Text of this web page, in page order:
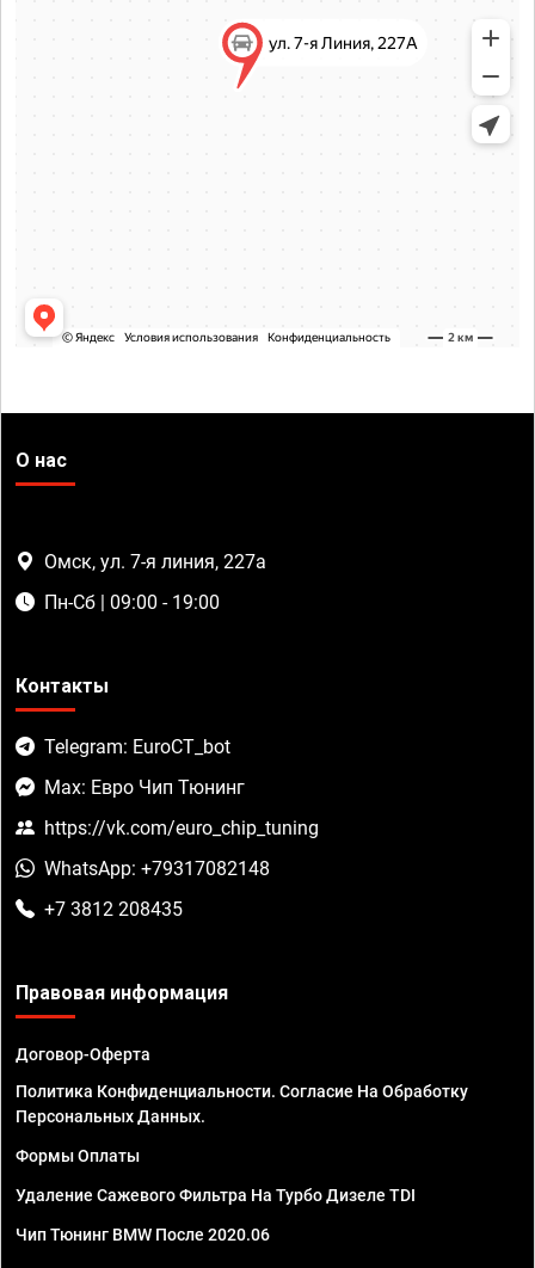
О нас
Омск, ул. 7-я линия, 227а
Пн-Сб | 09:00 - 19:00
Контакты
Telegram: EuroCT_bot
Max: Евро Чип Тюнинг
https://vk.com/euro_chip_tuning
WhatsApp: +79317082148
+7 3812 208435
Правовая информация
Договор-Оферта
Политика Конфиденциальности. Согласие На Обработку
Персональных Данных.
Формы Оплаты
Удаление Сажевого Фильтра На Турбо Дизеле TDI
Чип Тюнинг BMW После 2020.06